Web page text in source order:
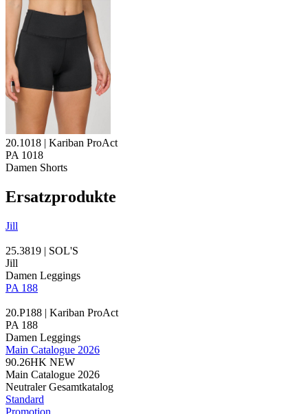
20.1018 | Kariban ProAct
PA 1018
Damen Shorts
Ersatzprodukte
Jill
25.3819 | SOL'S
Jill
Damen Leggings
PA 188
20.P188 | Kariban ProAct
PA 188
Damen Leggings
Main Catalogue 2026
90.26HK NEW
Main Catalogue 2026
Neutraler Gesamtkatalog
Standard
Promotion